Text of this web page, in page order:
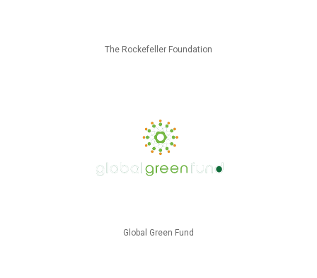
The Rockefeller Foundation
Global Green Fund